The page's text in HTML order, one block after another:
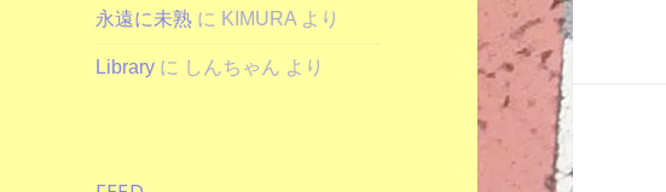
永遠に未熟 に KIMURA より
Library に しんちゃん より
シ